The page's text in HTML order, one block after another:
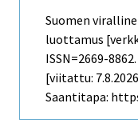
Suomen
luottamus
ISSN=2669-
[viitattu:
Saantitapa: